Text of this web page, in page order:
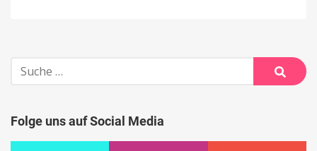
Suche
nach:
Suche
Folge uns auf Social Media